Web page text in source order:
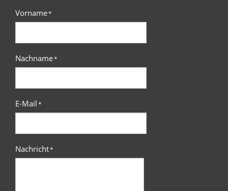
Vorname*
Nachname*
E-Mail*
Nachricht*